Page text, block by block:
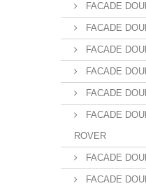
FACADE
FACADE
FACADE
FACADE
FACADE
FACADE
ROVER
FACADE
FACADE